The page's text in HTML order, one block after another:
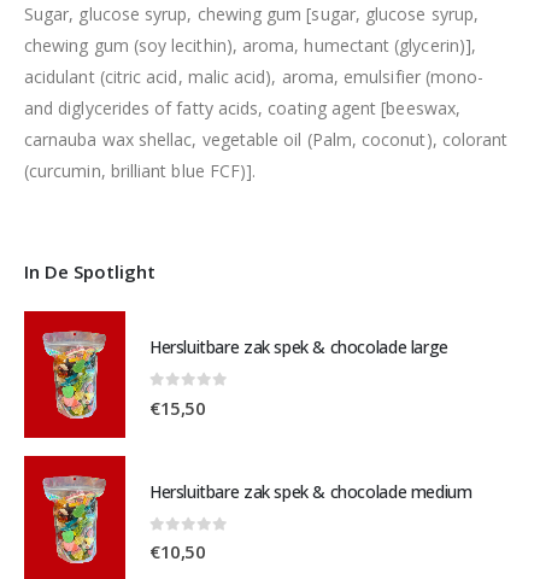
Sugar, glucose syrup, chewing gum [sugar, glucose syrup,
chewing gum (soy lecithin), aroma, humectant (glycerin)],
acidulant (citric acid, malic acid), aroma, emulsifier (mono-
and diglycerides of fatty acids, coating agent [beeswax,
carnauba wax shellac, vegetable oil (Palm, coconut), colorant
(curcumin, brilliant blue FCF)].
In De Spotlight
Hersluitbare zak spek & chocolade large
€15,50
Hersluitbare zak spek & chocolade medium
0out of 5
€10,50